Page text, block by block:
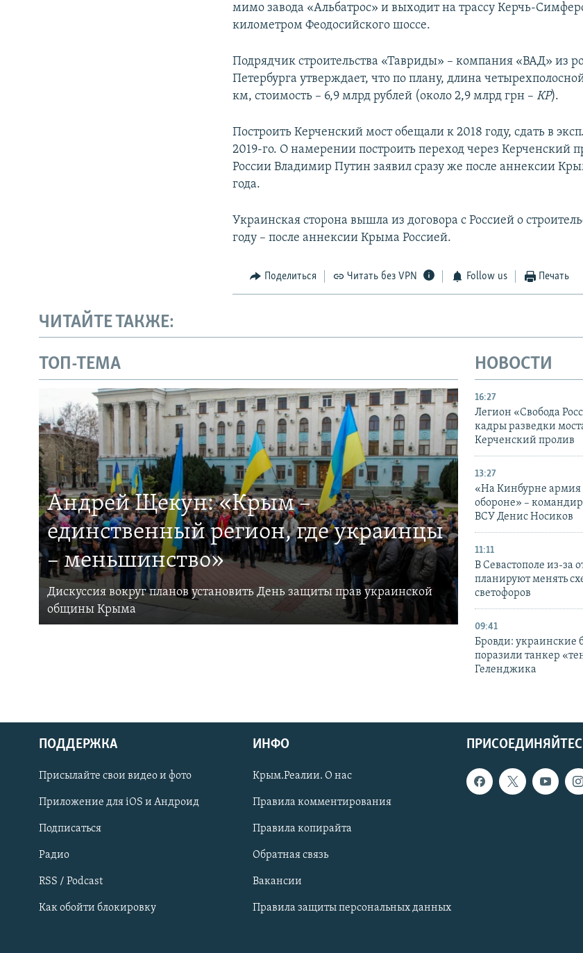
Українською
Qırımtatar
ПРИСОЕДИНЯЙТЕСЬ!
мимо завода «Альбатрос» и выходит на трассу Керчь-
километром Феодосийского шоссе.
Подрядчик строительства «Тавриды» – компания «ВАД» из
Петербурга утверждает, что по плану, длина
км, стоимость – 6,9 млрд рублей (около 2,9 млрд грн –КР).
Построить Керченский мост обещали к 2018 году, сдать в
2019-го. О намерении построить переход через Керченский
России Владимир Путин заявил сразу же после аннексии
года.
Украинская сторона вышла из договора с Россией о
году – после аннексии Крыма Россией.
Поделиться Читать без VPN Follow us Печать
ЧИТАЙТЕ ТАКЖЕ:
ТОП-ТЕМА
Андрей Щекун: «Крым –
единственный регион, где украинцы
– меньшинство»
Дискуссия вокруг планов установить День защиты прав украинской
общины Крыма
НОВОСТИ
16:27
Легион «Свобода
кадры разведки
Керченский пролив
13:27
«На Кинбурне армия
обороне» –
ВСУ Денис Носиков
11:11
В Севастополе из-за
планируют менять
светофоров
09:41
Бровди: украинские
поразили танкер
Геленджика
ПОДДЕРЖКА
Присылайте свои видео и фото
Приложение для iOS и Андроид
Подписаться
Радио
RSS / Podcast
Как обойти блокировку
ИНФО
Крым.Реалии. О нас
Правила комментирования
Правила копирайта
Обратная связь
Вакансии
Правила защиты персональных данных